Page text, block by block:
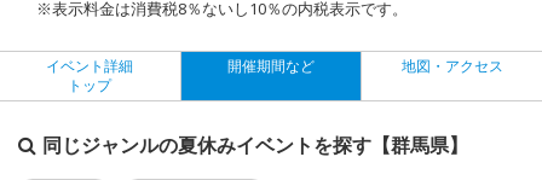
※表示料金は消費税8％ないし10％の内税表示です。
イベント詳細
トップ
開催期間など 地図・アクセス
同じジャンルの夏休みイベントを探す【群馬県】